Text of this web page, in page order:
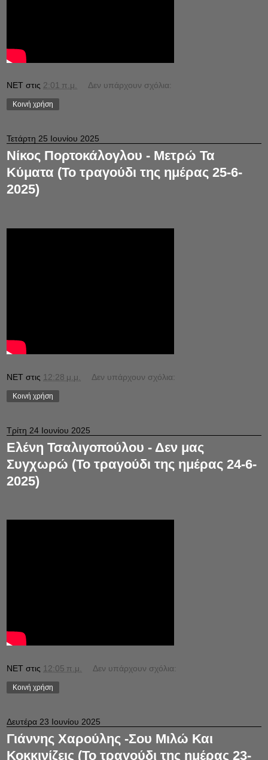
NET στις 2:01 π.μ. Δεν υπάρχουν σχόλια:
Κοινή χρήση
Τετάρτη 25 Ιουνίου 2025
Νίκος Πορτοκάλογλου - Μετρώ Τα
Κύματα (Το τραγούδι της ημέρας 25-6-
2025)
NET στις 12:28 μ.μ. Δεν υπάρχουν σχόλια:
Κοινή χρήση
Τρίτη 24 Ιουνίου 2025
Ελένη Τσαλιγοπούλου - Δεν μας
Συγχωρώ (Το τραγούδι της ημέρας 24-6-
2025)
NET στις 12:05 π.μ. Δεν υπάρχουν σχόλια:
Κοινή χρήση
Δευτέρα 23 Ιουνίου 2025
Γιάννης Χαρούλης -Σου Μιλώ Και
Κοκκινίζεις (Το τραγούδι της ημέρας 23-